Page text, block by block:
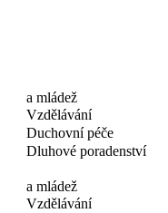
a mládež
Vzdělávání
Duchovní péče
Dluhové poradenství
a mládež
Vzdělávání